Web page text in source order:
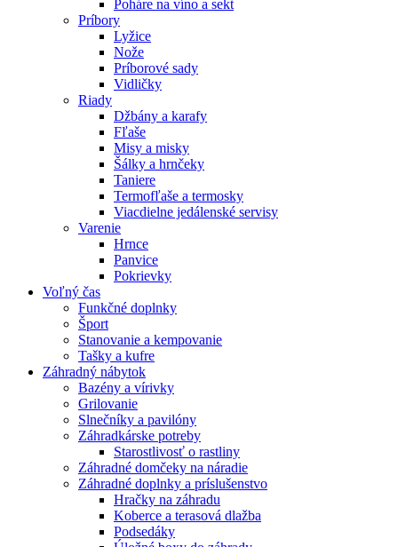
Poháre na víno a sekt
Príbory
Lyžice
Nože
Príborové sady
Vidličky
Riady
Džbány a karafy
Fľaše
Misy a misky
Šálky a hrnčeky
Taniere
Termofľaše a termosky
Viacdielne jedálenské servisy
Varenie
Hrnce
Panvice
Pokrievky
Voľný čas
Funkčné doplnky
Šport
Stanovanie a kempovanie
Tašky a kufre
Záhradný nábytok
Bazény a vírivky
Grilovanie
Slnečníky a pavilóny
Záhradkárske potreby
Starostlivosť o rastliny
Záhradné domčeky na náradie
Záhradné doplnky a príslušenstvo
Hračky na záhradu
Koberce a terasová dlažba
Podsedáky